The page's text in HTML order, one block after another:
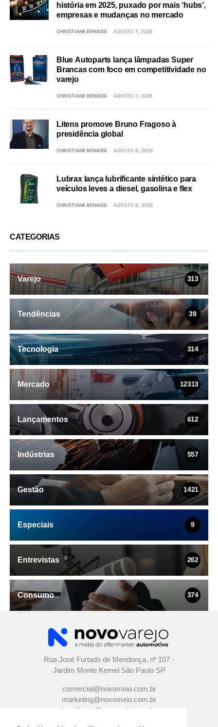
história em 2025, puxado por mais ‘hubs’,
empresas e mudanças no mercado
CHRISTIANE BENASSI AGOSTO 7, 2026
Blue Autoparts lança lâmpadas Super
Brancas com foco em competitividade no
varejo
CHRISTIANE BENASSI AGOSTO 7, 2026
Litens promove Bruno Fragoso à
presidência global
CHRISTIANE BENASSI AGOSTO 6, 2026
Lubrax lança lubrificante sintético para
veículos leves a diesel, gasolina e flex
CHRISTIANE BENASSI AGOSTO 6, 2026
CATEGORIAS
Varejo 313
Tendências 39
Tecnologia 314
Mercado 12313
Lançamentos 612
Indústrias 557
Gestão 1421
Especiais 9
Entrevistas 262
Consumo 374
Rua José Furtado de Mendonça, nº 107 -
Jardim Monte Kemel São Paulo SP
comercial@novomeio.com.br
marketing@novomeio.com.br
jornalismo@novomeio.com.br